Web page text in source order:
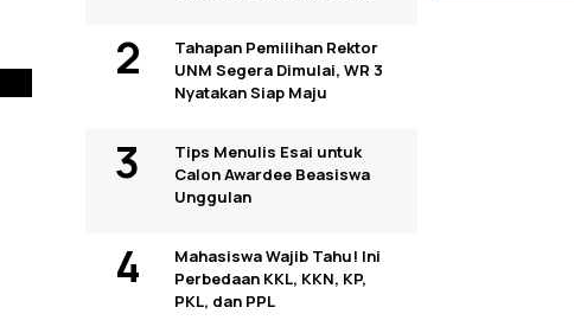
Tahapan Pemilihan Rektor
UNM Segera Dimulai, WR 3
Nyatakan Siap Maju
Tips Menulis Esai untuk
Calon Awardee Beasiswa
Unggulan
Mahasiswa Wajib Tahu! Ini
Perbedaan KKL, KKN, KP,
PKL, dan PPL